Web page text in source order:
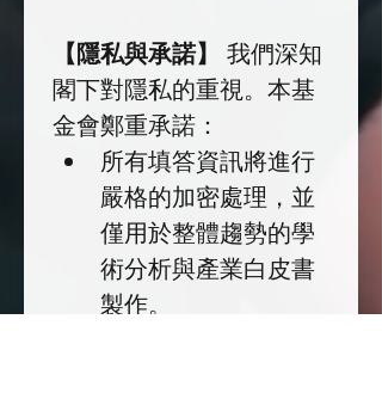
【隱私與承諾】
我們深知
閣下對隱私的重視。本基
金會鄭重承諾：
所有填答資訊將進行
嚴格的加密處理，並
僅用於整體趨勢的學
術分析與產業白皮書
製作。